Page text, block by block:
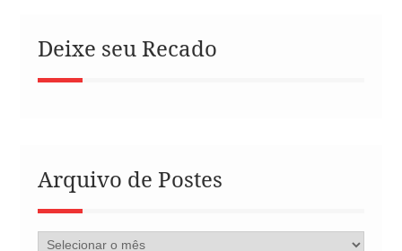
Deixe seu Recado
Arquivo de Postes
Arquivo